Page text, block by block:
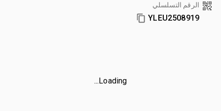
الرقم التسلسلي
YLEU2508919
Loading...